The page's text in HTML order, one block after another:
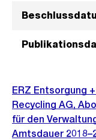
ERZ Entsorgung
Recycling AG,
für den
Amtsdauer